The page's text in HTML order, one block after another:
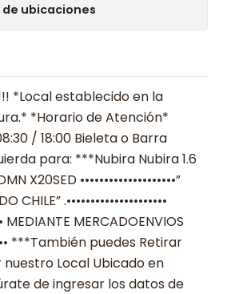
ubicaciones
*Local establecido en la
*Horario de Atención*
/ 18:00 Bieleta o Barra
para: ***Nubira Nubira 1.6
X20SED ••••••••••••••••••••”
.•••••••••••••••••••••
MEDIANTE MERCADOENVIOS
***También puedes Retirar
Local Ubicado en
de ingresar los datos de